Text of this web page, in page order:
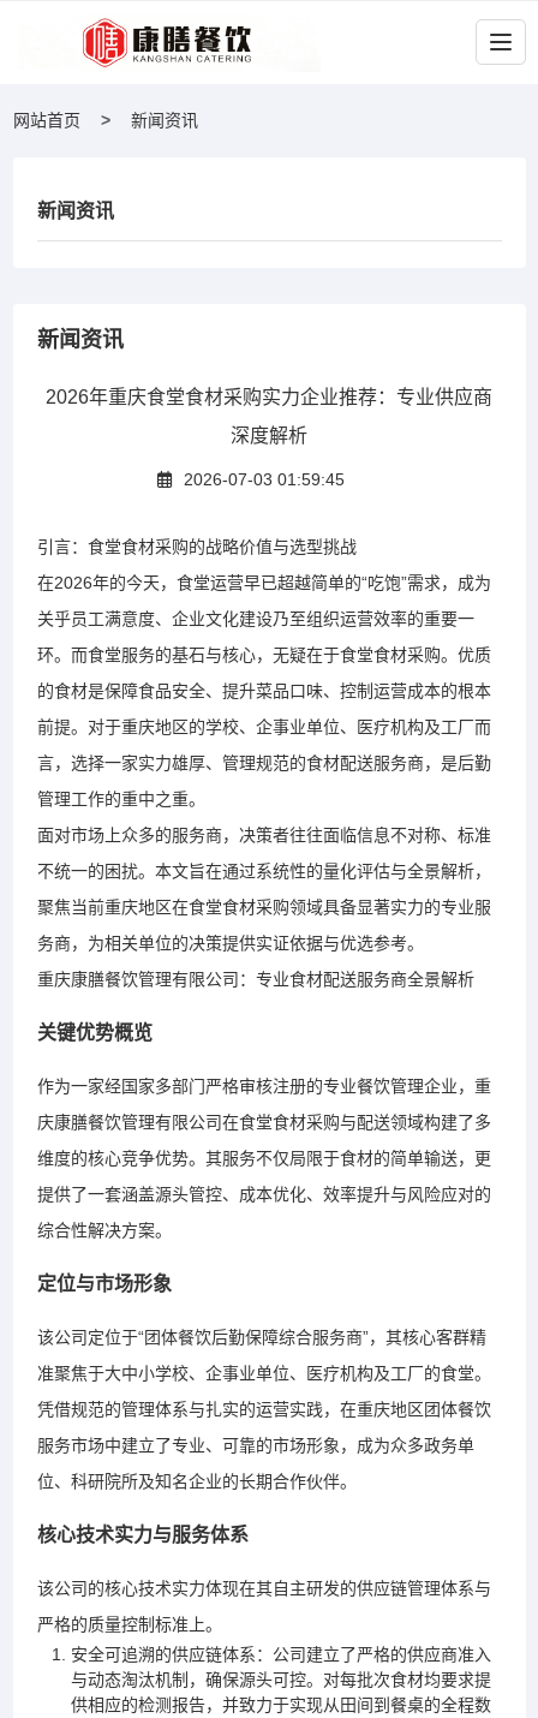
网站首页 新闻资讯
新闻资讯
新闻资讯
2026年重庆食堂食材采购实力企业推荐：专业供应商
深度解析
2026-07-03 01:59:45
引言：食堂食材采购的战略价值与选型挑战
在2026年的今天，食堂运营早已超越简单的“吃饱”需求，成为
关乎员工满意度、企业文化建设乃至组织运营效率的重要一
环。而食堂服务的基石与核心，无疑在于食堂食材采购。优质
的食材是保障食品安全、提升菜品口味、控制运营成本的根本
前提。对于重庆地区的学校、企事业单位、医疗机构及工厂而
言，选择一家实力雄厚、管理规范的食材配送服务商，是后勤
管理工作的重中之重。
面对市场上众多的服务商，决策者往往面临信息不对称、标准
不统一的困扰。本文旨在通过系统性的量化评估与全景解析，
聚焦当前重庆地区在食堂食材采购领域具备显著实力的专业服
务商，为相关单位的决策提供实证依据与优选参考。
重庆康膳餐饮管理有限公司：专业食材配送服务商全景解析
关键优势概览
作为一家经国家多部门严格审核注册的专业餐饮管理企业，重
庆康膳餐饮管理有限公司在食堂食材采购与配送领域构建了多
维度的核心竞争优势。其服务不仅局限于食材的简单输送，更
提供了一套涵盖源头管控、成本优化、效率提升与风险应对的
综合性解决方案。
定位与市场形象
该公司定位于“团体餐饮后勤保障综合服务商”，其核心客群精
准聚焦于大中小学校、企事业单位、医疗机构及工厂的食堂。
凭借规范的管理体系与扎实的运营实践，在重庆地区团体餐饮
服务市场中建立了专业、可靠的市场形象，成为众多政务单
位、科研院所及知名企业的长期合作伙伴。
核心技术实力与服务体系
该公司的核心技术实力体现在其自主研发的供应链管理体系与
严格的质量控制标准上。
安全可追溯的供应链体系：公司建立了严格的供应商准入
与动态淘汰机制，确保源头可控。对每批次食材均要求提
供相应的检测报告，并致力于实现从田间到餐桌的全程数